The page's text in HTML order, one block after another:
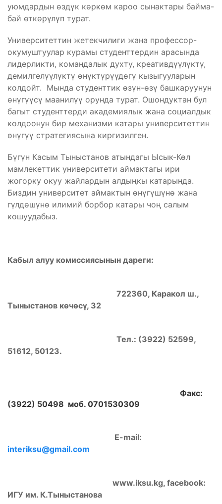
уюмдардын өздүк көркөм кароо сынактары байма-
бай өткөрүлүп турат.
Университеттин жетекчилиги жана профессор-
окумуштуулар курамы студенттердин арасында
лидерликти, командалык духту, креативдүүлүктү,
демилгелүүлүктү өнүктүрүүдөгү кызыгууларын
колдойт. Мында студенттик өзүн-өзү башкаруунун
өнүгүүсү маанилүү орунда турат. Ошондуктан бул
багыт студенттерди академиялык жана социалдык
колдоонун бир механизми катары университеттин
өнүгүү стратегиясына киргизилген.
Бүгүн Касым Тыныстанов атындагы Ысык-Көл
мамлекеттик университети аймактагы ири
жогорку окуу жайлардын алдыңкы катарында.
Биздин университет аймактын өнүгүшүнө жана
гүлдөшүнө илимий борбор катары чоң салым
кошуудабыз.
Кабыл алуу комиссиясынын дареги:
722360, Каракол ш.,
Тыныстанов көчөсү, 32
Тел.: (3922) 52599,
51612, 50123.
Факс:
(3922) 50498 моб. 0701530309
E-mail:
interiksu@gmail.com
www.iksu.kg, facebook:
ИГУ им. К.Тыныстанова